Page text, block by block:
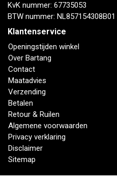
KvK nummer: 67735053
BTW nummer: NL857154308B01
Klantenservice
Openingstijden winkel
Over Bartang
Contact
Maatadvies
Verzending
Betalen
Retour & Ruilen
Algemene voorwaarden
Privacy verklaring
Disclaimer
Sitemap